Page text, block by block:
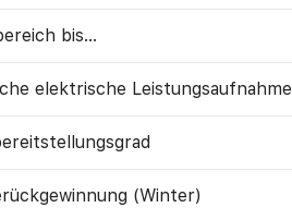
bis...
elektrische Leistungs­aufnahme
(Winter)